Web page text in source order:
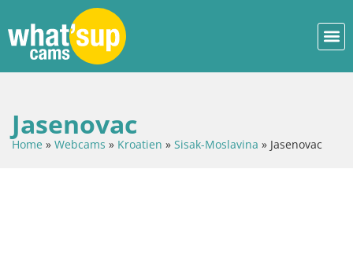
Jasenovac
Home » Webcams » Kroatien » Sisak-Moslavina » Jasenovac